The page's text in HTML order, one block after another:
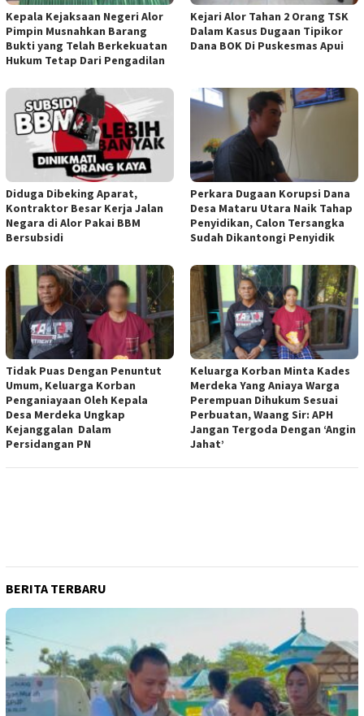
Kepala Kejaksaan Negeri Alor
Pimpin Musnahkan Barang
Bukti yang Telah Berkekuatan
Hukum Tetap Dari Pengadilan
Kejari Alor Tahan 2 Orang TSK
Dalam Kasus Dugaan Tipikor
Dana BOK Di Puskesmas Apui
Diduga Dibeking Aparat,
Kontraktor Besar Kerja Jalan
Negara di Alor Pakai BBM
Bersubsidi
Perkara Dugaan Korupsi Dana
Desa Mataru Utara Naik Tahap
Penyidikan, Calon Tersangka
Sudah Dikantongi Penyidik
Tidak Puas Dengan Penuntut
Umum, Keluarga Korban
Penganiayaan Oleh Kepala
Desa Merdeka Ungkap
Kejanggalan Dalam
Persidangan PN
Keluarga Korban Minta Kades
Merdeka Yang Aniaya Warga
Perempuan Dihukum Sesuai
Perbuatan, Waang Sir: APH
Jangan Tergoda Dengan ‘Angin
Jahat’
BERITA TERBARU